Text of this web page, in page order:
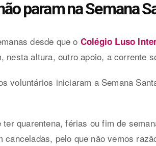
param na Semana
desde que o Colégio Luso
nesta altura, outro apoio, a corrente
voluntários iniciaram a Semana
ter quarentena, férias ou fim de
canceladas, pelo que não vemos